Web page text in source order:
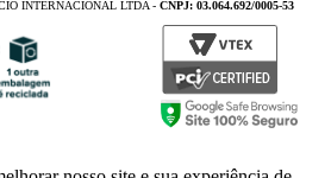
INTERNACIONAL LTDA - CNPJ: 03.064.692/0005-53